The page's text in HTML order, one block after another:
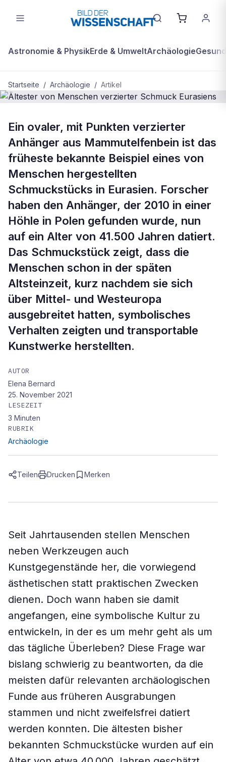
Astronomie & PhysikErde & UmweltArchäologie
Startseite / Archäologie / Artikel
Ältester von Menschen verzierter
Schmuck Eurasiens
Ein ovaler, mit Punkten verzierter
Anhänger aus Mammutelfenbein ist das
früheste bekannte Beispiel eines von
Menschen hergestellten
Schmuckstücks in Eurasien. Forscher
haben den Anhänger, der 2010 in einer
Höhle in Polen gefunden wurde, nun
auf ein Alter von 41.500 Jahren datiert.
Das Schmuckstück zeigt, dass die
Menschen schon in der späten
Altsteinzeit, kurz nachdem sie sich
über Mittel- und Westeuropa
ausgebreitet hatten, symbolisches
Verhalten zeigten und transportable
Kunstwerke herstellten.
AUTOR
Elena Bernard
25. November 2021
LESEZEIT
3 Minuten
RUBRIK
Archäologie
Teilen Drucken Merken
Seit Jahrtausenden stellen Menschen
neben Werkzeugen auch
Kunstgegenstände her, die vorwiegend
ästhetischen statt praktischen Zwecken
dienen. Doch wann haben sie damit
angefangen, eine symbolische Kultur zu
entwickeln, in der es um mehr geht als um
das tägliche Überleben? Diese Frage war
bislang schwierig zu beantworten, da die
meisten dafür relevanten archäologischen
Funde aus früheren Ausgrabungen
stammen und nicht zweifelsfrei datiert
werden konnten. Die ältesten bisher
bekannten Schmuckstücke wurden auf ein